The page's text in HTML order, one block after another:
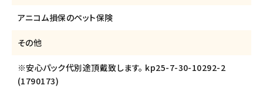
アニコム損保のペット保険
その他
※安心パック代別途頂戴致します。 kp25-7-30-10292-2
(1790173)